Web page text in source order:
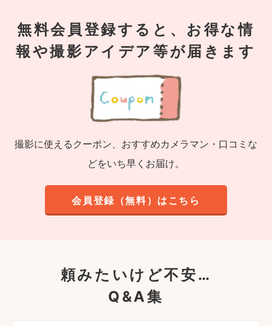
無料会員登録すると、お得な情
報や撮影アイデア等が届きます
撮影に使えるクーポン、おすすめカメラマン・口コミな
どをいち早くお届け。
会員登録（無料）はこちら
頼みたいけど不安…
Q&A集